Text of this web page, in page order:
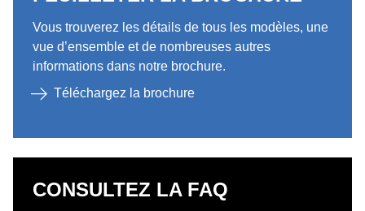
Vous trouverez les détails de tous les modèles, une
vue d’ensemble et de nombreuses autres
informations dans notre brochure.
Téléchargez la brochure
CONSULTEZ LA FAQ